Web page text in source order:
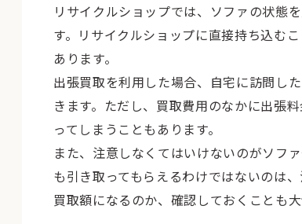
リサイクルショップでは、ソファの状態
す。リサイクルショップに直接持ち込む
あります。
出張買取を利用した場合、自宅に訪問し
きます。ただし、買取費用のなかに出張
ってしまうこともあります。
また、注意しなくてはいけないのがソフ
も引き取ってもらえるわけではないのは
買取額になるのか、確認しておくことも大